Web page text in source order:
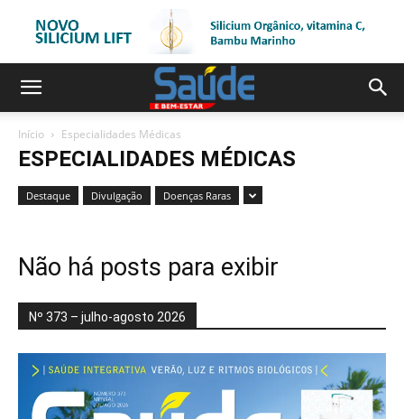
Início Especialidades Médicas
ESPECIALIDADES MÉDICAS
Destaque Divulgação Doenças Raras
Não há posts para exibir
Nº 373 – julho-agosto 2026